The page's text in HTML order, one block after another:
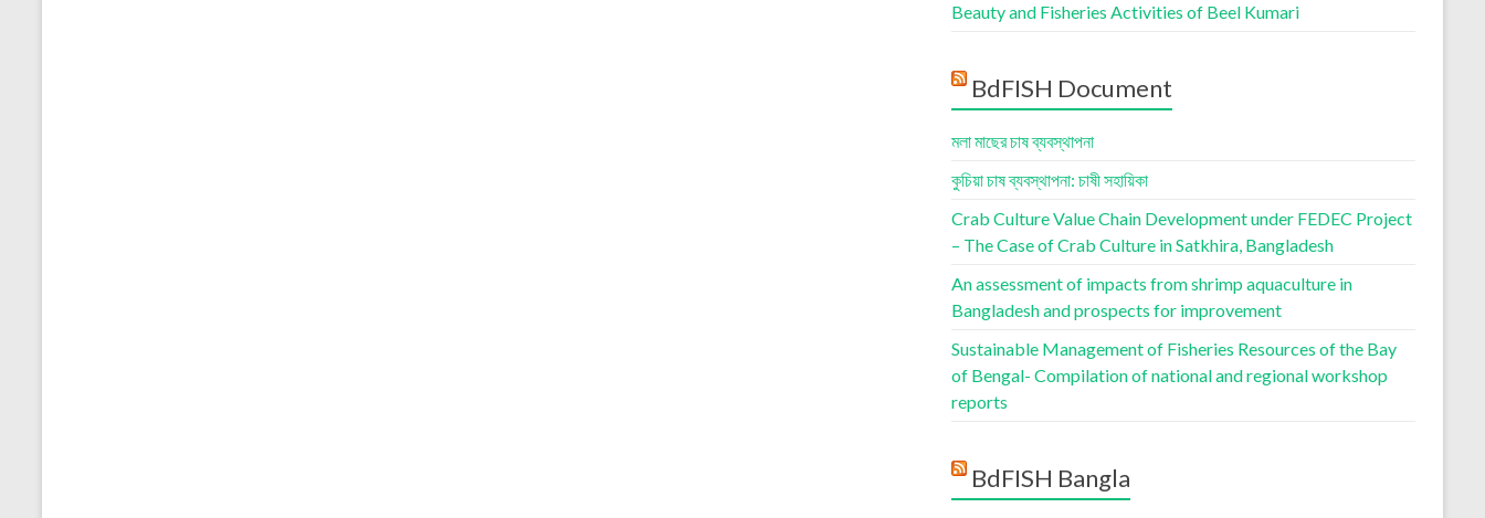
Beauty and Fisheries Activities of Beel Kumari
BdFISH Document
মলা মাছের চাষ ব্যবস্থাপনা
কুচিয়া চাষ ব্যবস্থাপনা: চাষী সহায়িকা
Crab Culture Value Chain Development under FEDEC Project
– The Case of Crab Culture in Satkhira, Bangladesh
An assessment of impacts from shrimp aquaculture in
Bangladesh and prospects for improvement
Sustainable Management of Fisheries Resources of the Bay
of Bengal- Compilation of national and regional workshop
reports
BdFISH Bangla